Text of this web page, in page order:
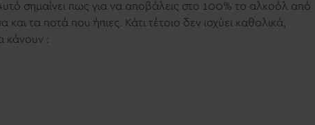
σημαίνει πως για να αποβάλεις στο 100% το αλκοόλ από
τα ποτά που ήπιες. Κάτι τέτοιο δεν ισχύει καθολικά,
κάνουν :